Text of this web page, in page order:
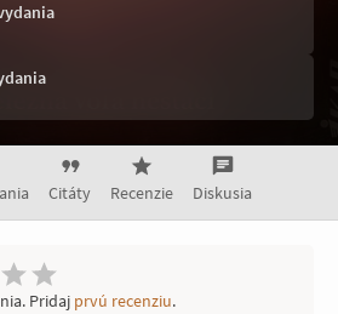
Citáty Recenzie Diskusia
Pridaj prvú recenziu.